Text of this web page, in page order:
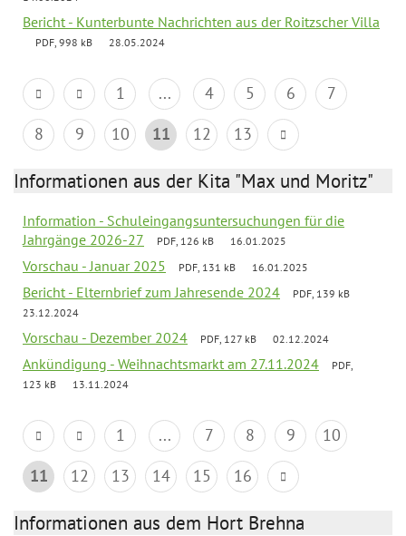
Bericht - Kunterbunte Nachrichten aus der Roitzscher Villa
PDF, 998 kB 28.05.2024
1 ... 4 5 6
7
8
9 10 11 12 13
Informationen aus der Kita "Max und Moritz"
Information - Schuleingangsuntersuchungen für die
Jahrgänge 2026-27
PDF, 126 kB 16.01.2025
Vorschau - Januar 2025 PDF, 131 kB 16.01.2025
Bericht - Elternbrief zum Jahresende 2024
PDF, 139 kB
23.12.2024
Vorschau - Dezember 2024 PDF, 127 kB 02.12.2024
Ankündigung - Weihnachtsmarkt am 27.11.2024
PDF,
123 kB
13.11.2024
1 ... 7 8 9
10
11
12 13 14 15 16
Informationen aus dem Hort Brehna